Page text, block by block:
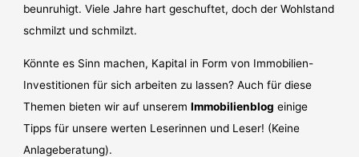
beunruhigt. Viele Jahre hart geschuftet, doch der Wohlstand
schmilzt und schmilzt.
Könnte es Sinn machen, Kapital in Form von Immobilien-
Investitionen für sich arbeiten zu lassen? Auch für diese
Themen bieten wir auf unseremImmobilienblog einige
Tipps für unsere werten Leserinnen und Leser! (Keine
Anlageberatung).